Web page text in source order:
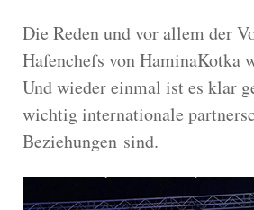
Die Reden und vor allem der
Hafenchefs von HaminaKotka
Und wieder einmal ist es klar
wichtig internationale
Beziehungen sind.